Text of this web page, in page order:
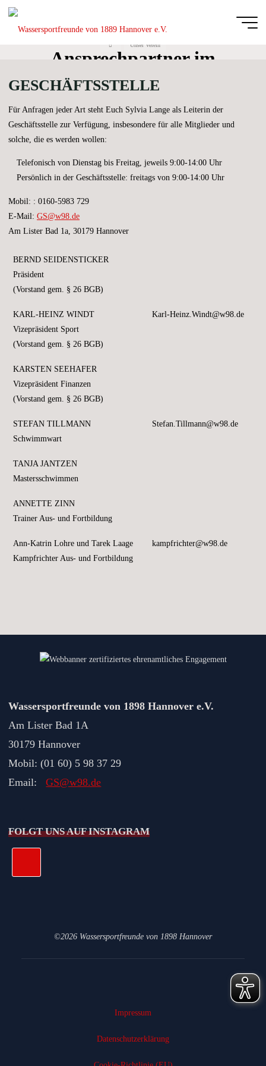
Zum
GANZE
BREITE
SCHWIMM-
Das Team – Die
Ansprechpartner im
Verein
Unser Verein
GESCHÄFTSSTELLE
Für Anfragen jeder Art steht Euch Sylvia Lange als Leiterin der
Geschäftsstelle zur Verfügung, insbesondere für alle Mitglieder und
solche, die es werden wollen:
Telefonisch von Dienstag bis Freitag, jeweils 9:00-14:00 Uhr
Persönlich in der Geschäftsstelle: freitags von 9:00-14:00 Uhr
Mobil: : 0160-5983 729
E-Mail:GS@w98.de
Am Lister Bad 1a, 30179 Hannover
BERND SEIDENSTICKER
Präsident
(Vorstand gem. § 26 BGB)
KARL-HEINZ WINDT
Vizepräsident Sport
(Vorstand gem. § 26 BGB)
Karl-Heinz.Windt@w98.de
KARSTEN SEEHAFER
Vizepräsident Finanzen
(Vorstand gem. § 26 BGB)
STEFAN TILLMANN
Schwimmwart
Stefan.Tillmann@w98.de
TANJA JANTZEN
Mastersschwimmen
ANNETTE ZINN
Trainer Aus- und Fortbildung
Ann-Katrin Lohre und Tarek Laage
Kampfrichter Aus- und Fortbildung
kampfrichter@w98.de
Wassersportfreunde von 1898 Hannover e.V.
Am Lister Bad 1A
30179 Hannover
Mobil: (01 60) 5 98 37 29
Email:GS@w98.de
FOLGT UNS AUF INSTAGRAM
©2026 Wassersportfreunde von 1898 Hannover
Impressum
Datenschutz­erklärung